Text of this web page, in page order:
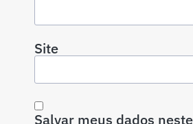
Site
Salvar meus dados